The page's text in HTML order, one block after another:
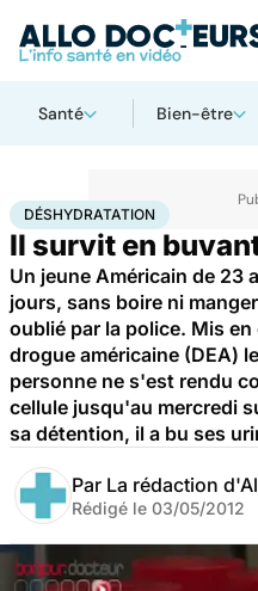
Santé Bien-être
AccueilSantéDéshydratation
DÉSHYDRATATION
Il survit en
Un jeune Américain de 23
jours, sans boire ni
oublié par la police. Mis
drogue américaine (DEA)
personne ne s'est rendu
cellule jusqu'au mercredi
sa détention, il a bu ses
Par La rédaction
Rédigé le 03/05/2012